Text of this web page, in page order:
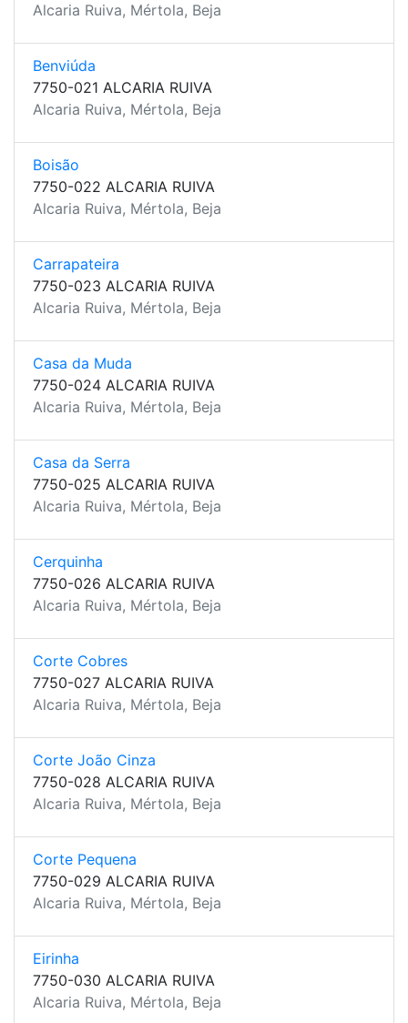
Alcaria Ruiva, Mértola, Beja
Benviúda
7750-021 ALCARIA RUIVA
Alcaria Ruiva, Mértola, Beja
Boisão
7750-022 ALCARIA RUIVA
Alcaria Ruiva, Mértola, Beja
Carrapateira
7750-023 ALCARIA RUIVA
Alcaria Ruiva, Mértola, Beja
Casa da Muda
7750-024 ALCARIA RUIVA
Alcaria Ruiva, Mértola, Beja
Casa da Serra
7750-025 ALCARIA RUIVA
Alcaria Ruiva, Mértola, Beja
Cerquinha
7750-026 ALCARIA RUIVA
Alcaria Ruiva, Mértola, Beja
Corte Cobres
7750-027 ALCARIA RUIVA
Alcaria Ruiva, Mértola, Beja
Corte João Cinza
7750-028 ALCARIA RUIVA
Alcaria Ruiva, Mértola, Beja
Corte Pequena
7750-029 ALCARIA RUIVA
Alcaria Ruiva, Mértola, Beja
Eirinha
7750-030 ALCARIA RUIVA
Alcaria Ruiva, Mértola, Beja